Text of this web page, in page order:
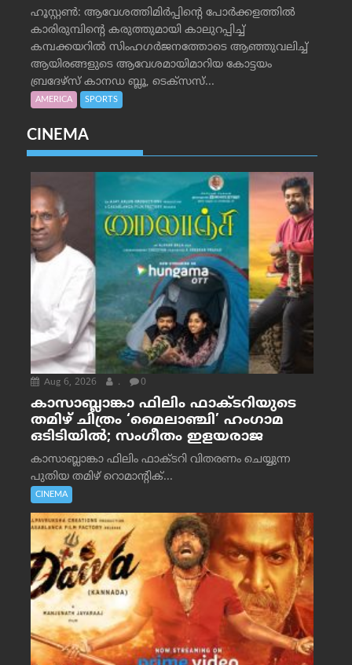
ഹൂസ്റ്റണ്‍: ആവേശത്തിമിര്‍പ്പിന്റെ പോര്‍ക്കളത്തില്‍
കാരിരുമ്പിന്റെ കരുത്തുമായി കാലുറപ്പിച്ച്
കമ്പക്കയറില്‍ സിംഹഗര്‍ജനത്തോടെ ആഞ്ഞുവലിച്ച്
ആയിരങ്ങളുടെ ആവേശമായിമാറിയ കോട്ടയം
ബ്രദേഴ്‌സ് കാനഡ ബ്ലൂ, ടെക്‌സസ്...
AMERICA SPORTS
CINEMA
Aug 6, 2026 . 0
കാസാബ്ലാങ്കാ ഫിലിം ഫാക്ടറിയുടെ
തമിഴ് ചിത്രം ‘മൈലാഞ്ചി’ ഹംഗാമ
ഒടിടിയിൽ; സംഗീതം ഇളയരാജ
കാസാബ്ലാങ്കാ ഫിലിം ഫാക്ടറി വിതരണം ചെയ്യുന്ന
പുതിയ തമിഴ് റൊമാന്റിക്...
CINEMA